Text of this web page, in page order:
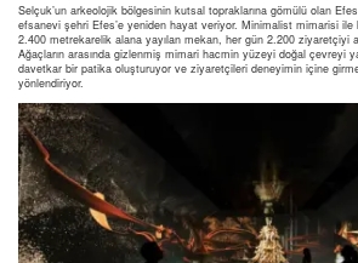
Selçuk’un arkeolojik bölgesinin kutsal topraklarına gömülü olan
efsanevi şehri Efes’e yeniden hayat veriyor. Minimalist mimarisi ile
2.400 metrekarelik alana yayılan mekan, her gün 2.200 ziyaretçiyi
Ağaçların arasında gizlenmiş mimari hacmin yüzeyi doğal çevreyi
davetkar bir patika oluşturuyor ve ziyaretçileri deneyimin içine
yönlendiriyor.